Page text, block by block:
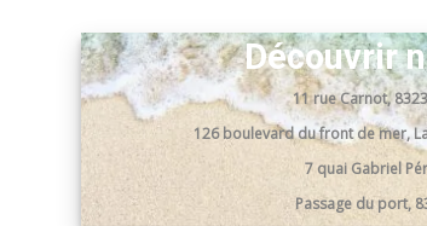
Découvrir
11 rue Carnot,
126 boulevard du front de mer,
7 quai Gabriel
Passage du port,